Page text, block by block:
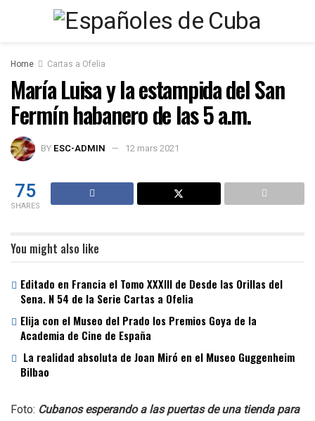
Home Cartas a Ofelia
María Luisa y la estampida del San
Fermín habanero de las 5 a.m.
BY ESC-ADMIN 12 mars 2021
75
SHARES
You might also like
Editado en Francia el Tomo XXXIII de Desde las Orillas del
Sena. N 54 de la Serie Cartas a Ofelia
Elija con el Museo del Prado los Premios Goya de la
Academia de Cine de España
La realidad absoluta de Joan Miró en el Museo Guggenheim
Bilbao
Foto: Cubanos esperando a las puertas de una tienda para